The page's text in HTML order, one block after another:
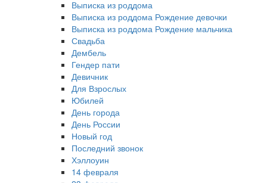
Выписка из роддома
Выписка из роддома Рождение девочки
Выписка из роддома Рождение мальчика
Свадьба
Дембель
Гендер пати
Девичник
Для Взрослых
Юбилей
День города
День России
Новый год
Последний звонок
Хэллоуин
14 февраля